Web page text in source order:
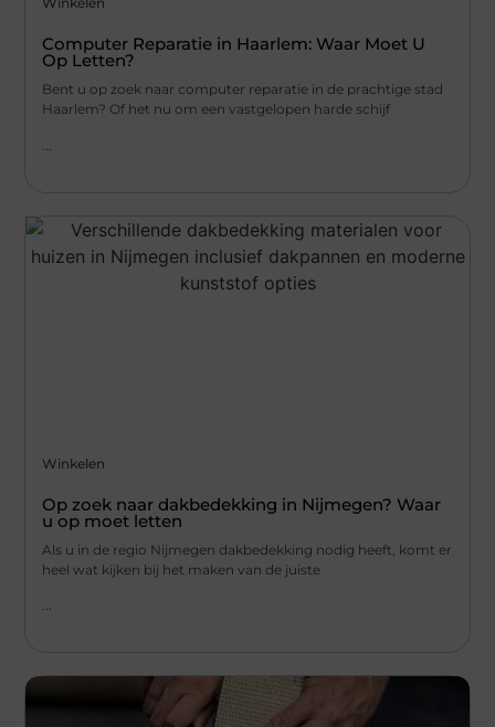
Computer Reparatie in Haarlem: Waar Moet U
Op Letten?
Bent u op zoek naar computer reparatie in de prachtige stad
Haarlem? Of het nu om een vastgelopen harde schijf
Winkelen
Op zoek naar dakbedekking in Nijmegen? Waar
u op moet letten
Als u in de regio Nijmegen dakbedekking nodig heeft, komt er
heel wat kijken bij het maken van de juiste
...